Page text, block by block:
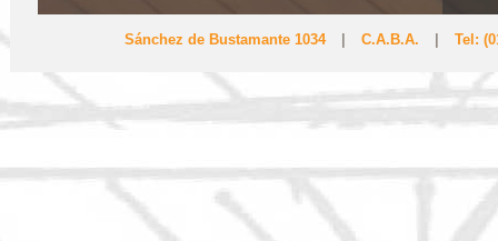
Sánchez de Bustamante 1034 C.A.B.A. Tel: